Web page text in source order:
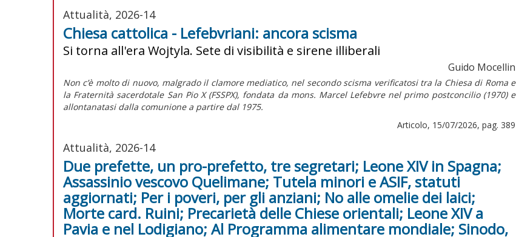
Attualità, 2026-14
Chiesa cattolica - Lefebvriani: ancora scisma
Si torna all'era Wojtyla. Sete di visibilità e sirene illiberali
Guido Mocellin
Non c’è molto di nuovo, malgrado il clamore mediatico, nel secondo scisma verificatosi tra la Chiesa di Roma e
la Fraternità sacerdotale San Pio X (FSSPX), fondata da mons. Marcel Lefebvre nel primo postconcilio (1970) e
allontanatasi dalla comunione a partire dal 1975.
Articolo, 15/07/2026, pag. 389
Attualità, 2026-14
Due prefette, un pro-prefetto, tre segretari; Leone XIV in Spagna;
Assassinio vescovo Quelimane; Tutela minori e ASIF, statuti
aggiornati; Per i poveri, per gli anziani; No alle omelie dei laici;
Morte card. Ruini; Precarietà delle Chiese orientali; Leone XIV a
Pavia e nel Lodigiano; Al Programma alimentare mondiale; Sinodo,